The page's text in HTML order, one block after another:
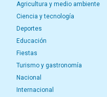
Agricultura y medio ambiente
Ciencia y tecnología
Deportes
Educación
Fiestas
Turismo y gastronomía
Nacional
Internacional